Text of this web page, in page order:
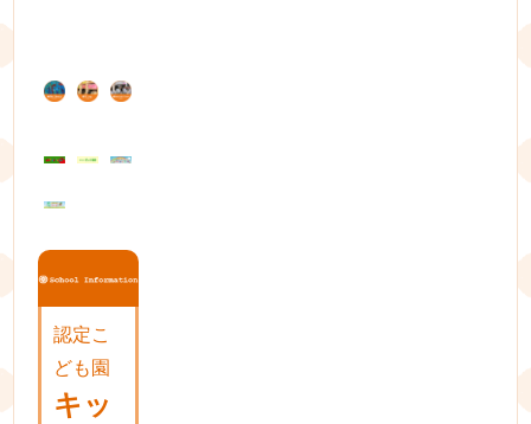
ー
シ
ン
認定こ
ども園
キッ